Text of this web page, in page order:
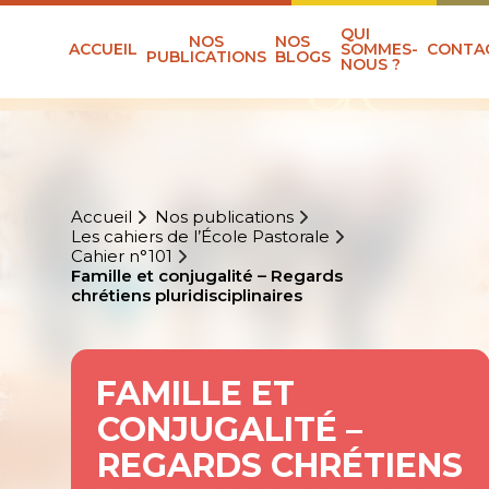
ACCUEIL NOS
PUBLICATIONS
NOS
BLOGS
QUI
SOMMES-
NOUS ?
Accueil
Nos publications
Les cahiers de l’École Pastorale
Cahier n°101
Famille et conjugalité – Regards
chrétiens pluridisciplinaires
FAMILLE ET
CONJUGALITÉ –
REGARDS CHRÉTIENS